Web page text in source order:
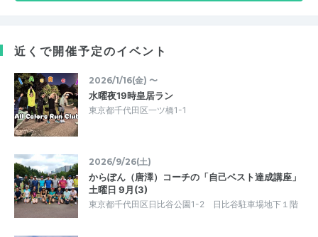
近くで開催予定のイベント
2026/1/16(金) 〜
水曜夜19時皇居ラン
東京都千代田区一ツ橋1-1
2026/9/26(土)
からぽん（唐澤）コーチの「自己ベスト達成講座」
土曜日 9月(3)
東京都千代田区日比谷公園1-2 日比谷駐車場地下１階